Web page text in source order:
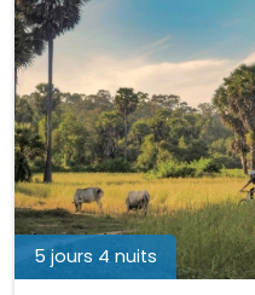
5 jours 4 nuits